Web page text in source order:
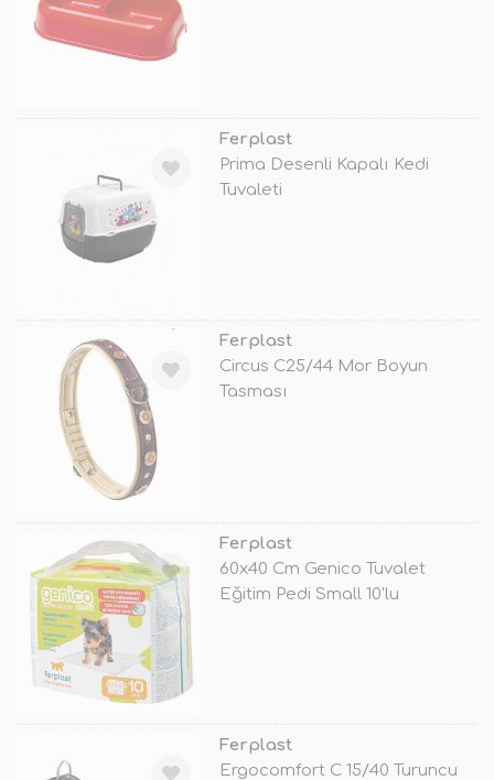
Ferplast
Prima Desenli Kapalı Kedi
Tuvaleti
Ferplast
Circus C25/44 Mor Boyun
Tasması
Ferplast
60x40 Cm Genico Tuvalet
Eğitim Pedi Small 10'lu
Ferplast
Ergocomfort C 15/40 Turuncu